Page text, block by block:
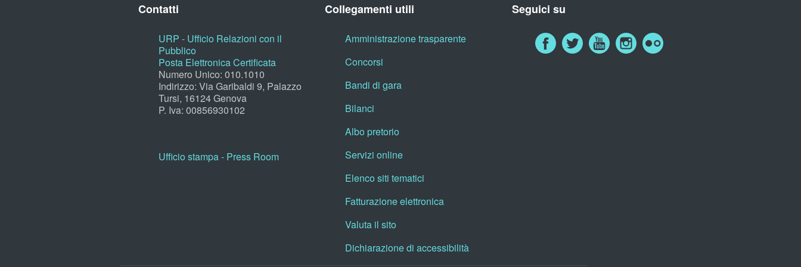
Contatti
URP - Ufficio Relazioni con il
Pubblico
Posta Elettronica Certificata
Numero Unico: 010.1010
Indirizzo: Via Garibaldi 9, Palazzo
Tursi, 16124 Genova
P. Iva: 00856930102
Ufficio stampa - Press Room
Collegamenti utili
Amministrazione trasparente
Concorsi
Bandi di gara
Bilanci
Albo pretorio
Servizi online
Elenco siti tematici
Fatturazione elettronica
Valuta il sito
Dichiarazione di accessibilità
Seguici su